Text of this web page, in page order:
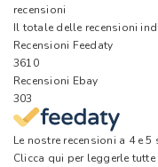
recensioni
Il totale delle recensioni
Recensioni Feedaty
3610
Recensioni Ebay
303
Le nostre recensioni a 4 e 5
Clicca qui per leggerle tutte